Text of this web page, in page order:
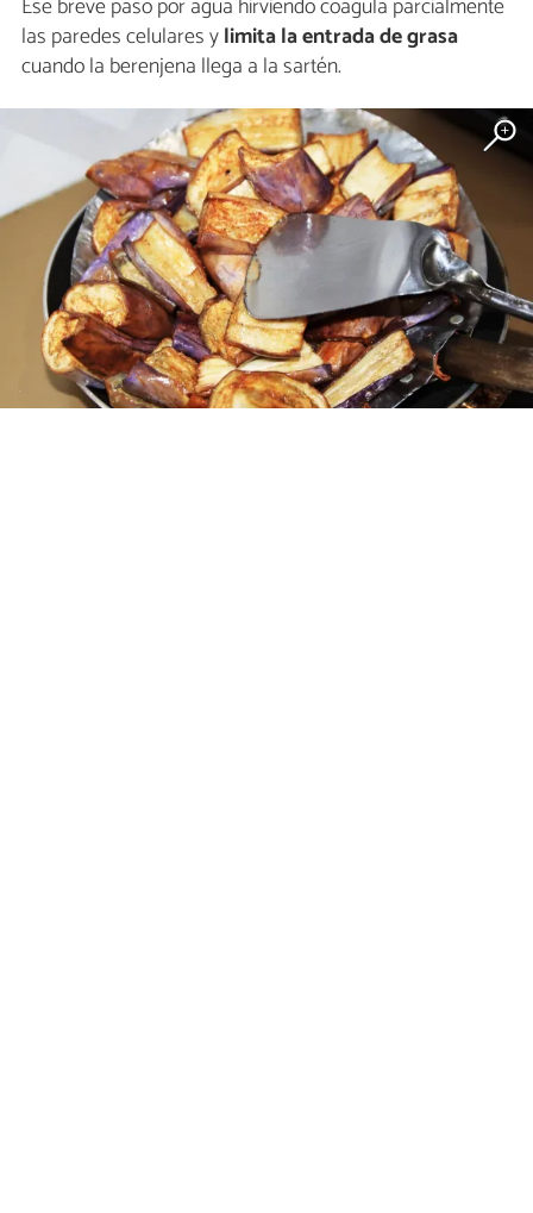
Ese breve paso por agua hirviendo coagula parcialmente
las paredes celulares ylimita la entrada de grasa
cuando la berenjena llega a la sartén.